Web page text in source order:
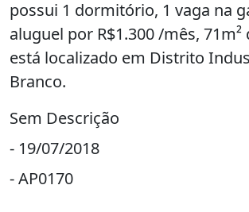
possui 1 dormitório, 1 vaga na
aluguel por R$1.300 /mês, 71m²
está localizado em Distrito
Branco.
Sem Descrição
- 19/07/2018
- AP0170